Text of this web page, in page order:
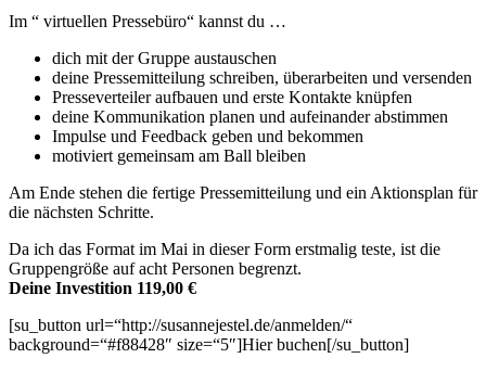
Im “ virtuellen Pressebüro“ kannst du …
dich mit der Gruppe austauschen
deine Pressemitteilung schreiben, überarbeiten und versenden
Presseverteiler aufbauen und erste Kontakte knüpfen
deine Kommunikation planen und aufeinander abstimmen
Impulse und Feedback geben und bekommen
motiviert gemeinsam am Ball bleiben
Am Ende stehen die fertige Pressemitteilung und ein Aktionsplan für
die nächsten Schritte.
Da ich das Format im Mai in dieser Form erstmalig teste, ist die
Gruppengröße auf acht Personen begrenzt.
Deine Investition 119,00 €
[su_button url=“http://susannejestel.de/anmelden/“
background=“#f88428″ size=“5″]Hier buchen[/su_button]